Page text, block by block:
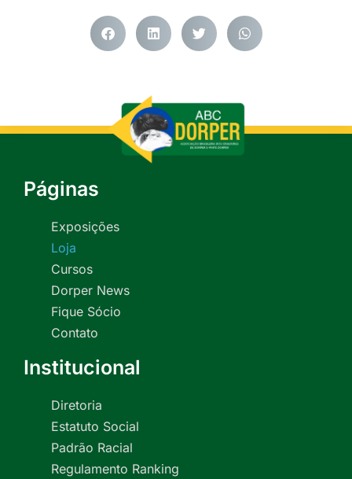
Páginas
Exposições
Loja
Cursos
Dorper News
Fique Sócio
Contato
Institucional
Diretoria
Estatuto Social
Padrão Racial
Regulamento Ranking